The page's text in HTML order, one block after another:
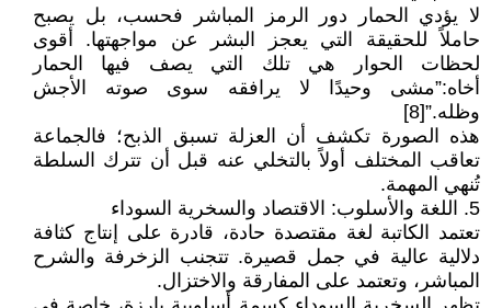
لا يؤدي الحمار دور الرمز المباشر فحسب، بل يصبح
حاملاً للحقيقة التي يعجز البشر عن مواجهتها. أقوى
لحظات الحوار هي تلك التي يصف فيها الحمار
أخاه:”مشى وحيدًا لا يرافقه سوى صوته الأجش
وظله.”[8]
هذه الصورة تكشف أن العزلة تسبق الذبح؛ فالجماعة
تعاقب المختلف أولاً بالتخلي عنه قبل أن تترك السلطة
تُنهي المهمة.
5. اللغة والأسلوب: الاقتصاد والسخرية السوداء
تعتمد الكاتبة لغة مقتصدة حادة، قادرة على إنتاج كثافة
دلالية عالية في جمل قصيرة. تتجنب الزخرفة والشرح
المباشر، وتعتمد على المفارقة والاختزال.